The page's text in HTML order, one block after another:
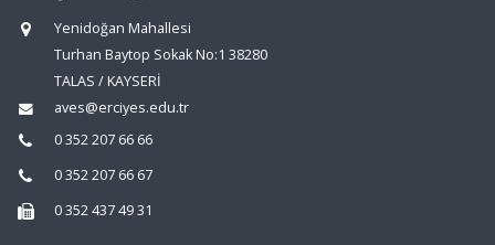
Yenidoğan Mahallesi
Turhan Baytop Sokak No:1 38280
TALAS / KAYSERİ
aves@erciyes.edu.tr
0 352 207 66 66
0 352 207 66 67
0 352 437 49 31